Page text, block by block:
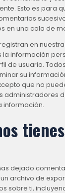
Esto es para
en una cola de
en
información
de usuario.
su
que no
administradores
información.
dejado
archivo de
sobre ti,